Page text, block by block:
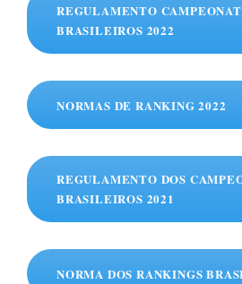
REGULAMENTO
BRASILEIROS 2022
NORMAS DE RANKING 2022
REGULAMENTO DOS
BRASILEIROS 2021
NORMA DOS RANKINGS